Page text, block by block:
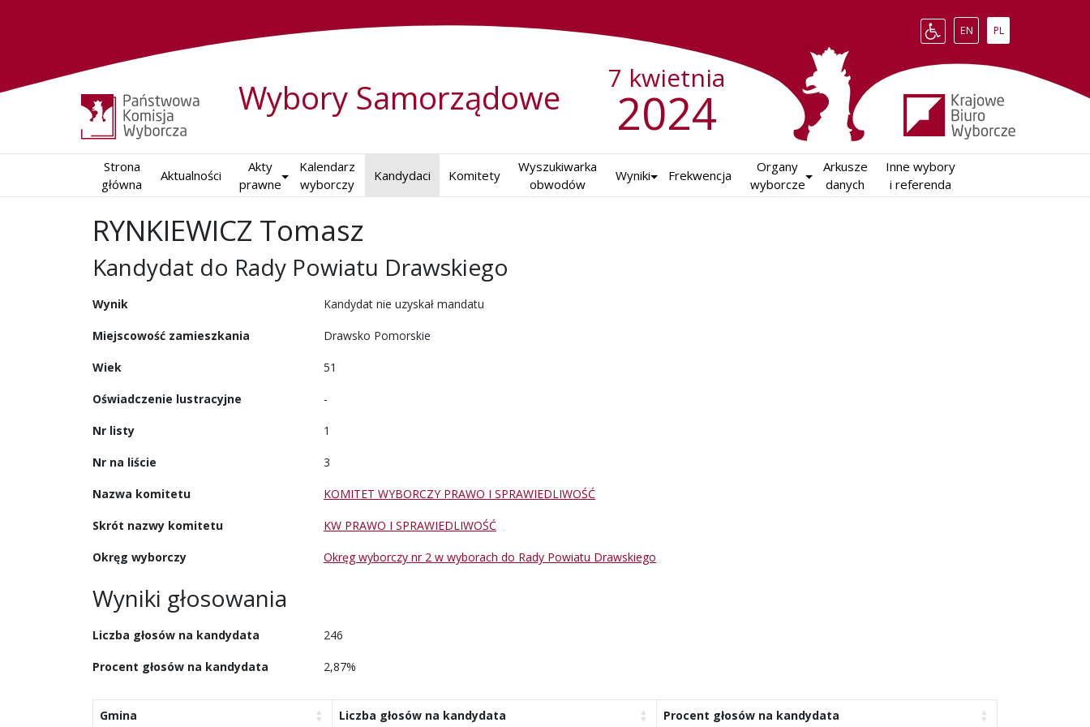
Change language to English
EN Zmień język na
PL
Wybory Samorządowe 2024
7 kwietnia
Strona
główna
Aktualności
Akty
prawne
Kalendarz
wyborczy
Kandydaci Komitety
Wyszukiwarka
obwodów
Wyniki Frekwencja
Organy
wyborcze
Arkusze
danych
Inne wybory
i referenda
RYNKIEWICZ Tomasz
Kandydat do Rady Powiatu Drawskiego
w wyborach samorządowych w 2024 r.
Wynik Kandydat nie uzyskał mandatu
Miejscowość zamieszkania Drawsko Pomorskie
Wiek 51
Oświadczenie lustracyjne -
Nr listy 1
Nr na liście 3
Nazwa komitetu KOMITET WYBORCZY PRAWO I SPRAWIEDLIWOŚĆ
Skrót nazwy komitetu KW PRAWO I SPRAWIEDLIWOŚĆ
Okręg wyborczy Okręg wyborczy nr 2 w wyborach do Rady Powiatu Drawskiego
Wyniki głosowania
Liczba głosów na kandydata 246
Procent głosów na kandydata 2,87%
Gmina Liczba głosów na kandydata Procent głosów na kandydata